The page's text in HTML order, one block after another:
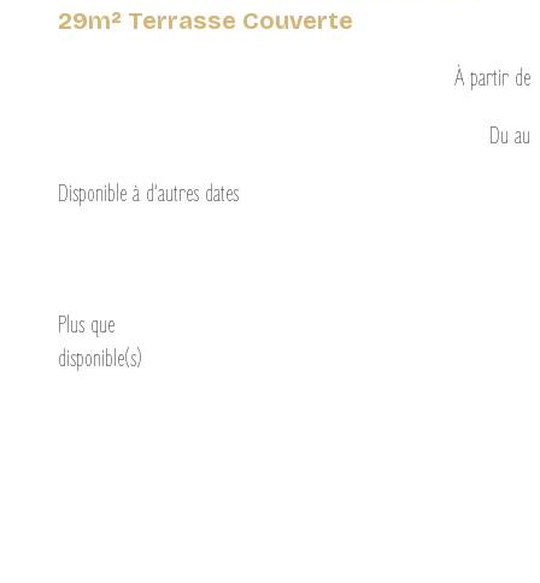
29m² Terrasse Couverte
À partir de
Du au
Disponible à d’autres dates
Plus que
disponible(s)